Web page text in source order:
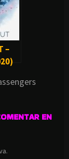
–
EN